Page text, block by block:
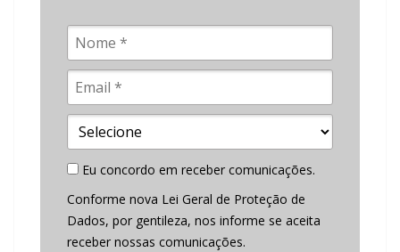
Eu concordo em receber comunicações.
Conforme nova Lei Geral de Proteção de
Dados, por gentileza, nos informe se aceita
receber nossas comunicações.